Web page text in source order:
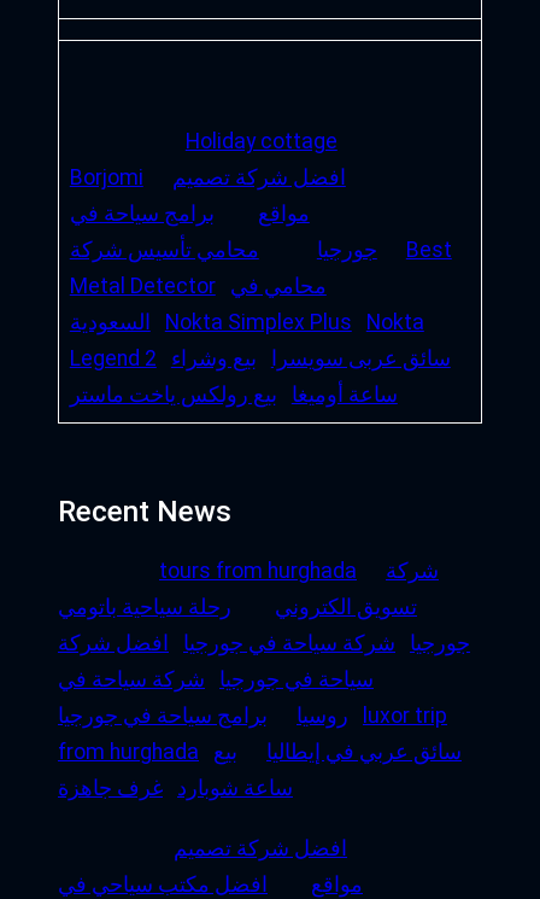
Holiday cottage
Borjomi
افضل شركة تصميم
مواقع
برامج سياحة في
جورجيا
محامي تأسيس شركة
Best
Metal Detector
محامي في
السعودية
Nokta Simplex Plus
Nokta
Legend 2
سائق عربى سويسرا
بيع وشراء
ساعة أوميغا
بيع رولكس ياخت ماستر
Recent News
tours from hurghada
شركة
تسويق الكتروني
رحلة سياحية باتومي
جورجيا
شركة سياحة في جورجيا
افضل شركة
سياحة في جورجيا
شركة سياحة في
روسيا
برامج سياحة في جورجيا
luxor trip
from hurghada
سائق عربي في إيطاليا
بيع
ساعة شوبارد
غرف جاهزة
افضل شركة تصميم
مواقع
افضل مكتب سياحي في